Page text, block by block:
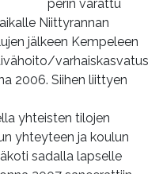
perin varattu
Niittyrannan
jälkeen Kempeleen
varhaiskasvatus
2006. Siihen liittyen
yhteisten tilojen
yhteyteen ja koulun
sadalla lapselle